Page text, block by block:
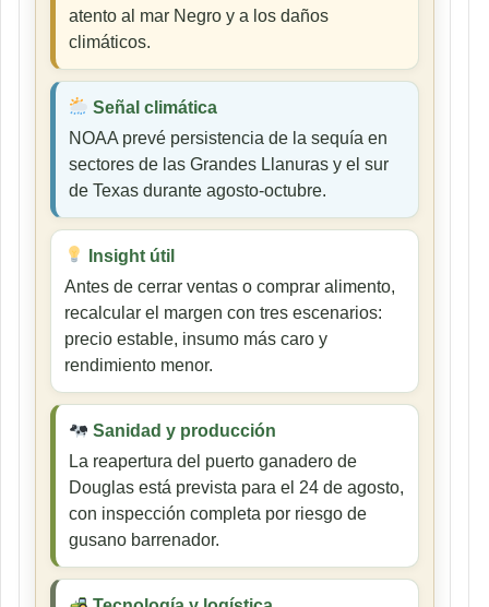
atento al mar Negro y a los daños
climáticos.
Señal climática
NOAA prevé persistencia de la sequía en
sectores de las Grandes Llanuras y el sur
de Texas durante agosto-octubre.
Insight útil
Antes de cerrar ventas o comprar alimento,
recalcular el margen con tres escenarios:
precio estable, insumo más caro y
rendimiento menor.
Sanidad y producción
La reapertura del puerto ganadero de
Douglas está prevista para el 24 de agosto,
con inspección completa por riesgo de
gusano barrenador.